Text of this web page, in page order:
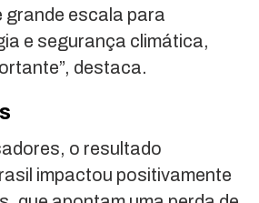
grande escala para
e segurança climática,
destaca.
o resultado
impactou positivamente